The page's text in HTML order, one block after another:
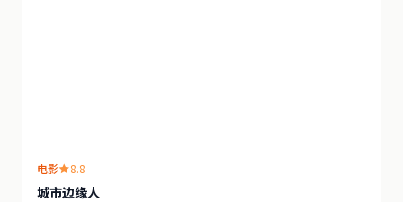
电影 8.8
城市边缘人